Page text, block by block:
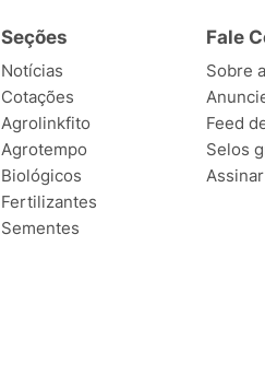
Seções
Notícias
Cotações
Agrolinkfito
Agrotempo
Biológicos
Fertilizantes
Sementes
Fale
Sobre
Feed
Selos